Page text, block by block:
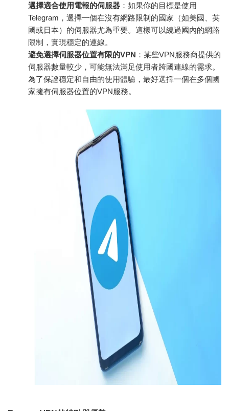
選擇適合使用電報的伺服器 ：如果你的目標是使用
Telegram，選擇一個在沒有網路限制的國家（如美國、英
國或日本）的伺服器尤為重要。這樣可以繞過國內的網路
限制，實現穩定的連線。
避免選擇伺服器位置有限的VPN ：某些VPN服務商提供的
伺服器數量較少，可能無法滿足使用者跨國連線的需求。
為了保證穩定和自由的使用體驗，最好選擇一個在多個國
家擁有伺服器位置的VPN服務。